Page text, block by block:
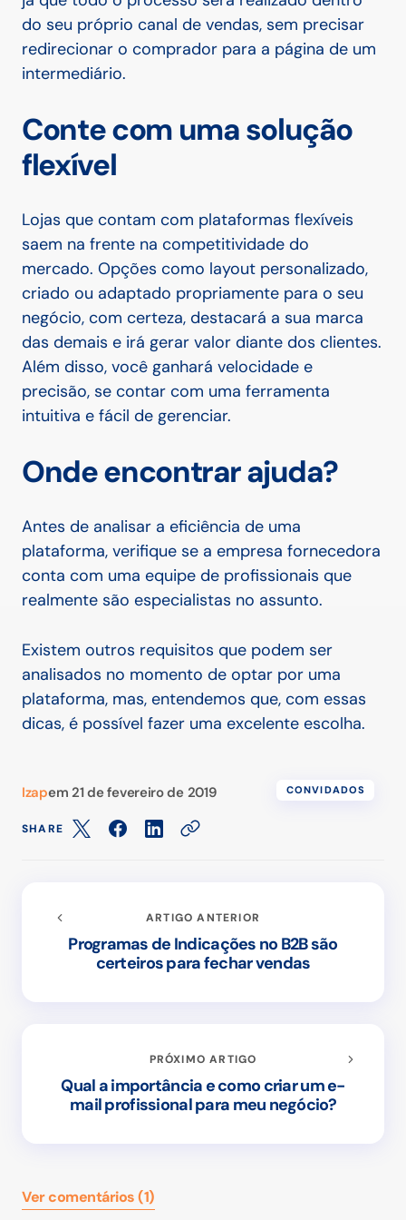
do seu próprio canal de vendas, sem precisar
redirecionar o comprador para a página de um
intermediário.
Conte com uma solução
flexível
Lojas que contam com plataformas flexíveis
saem na frente na competitividade do
mercado. Opções como layout personalizado,
criado ou adaptado propriamente para o seu
negócio, com certeza, destacará a sua marca
das demais e irá gerar valor diante dos clientes.
Além disso, você ganhará velocidade e
precisão, se contar com uma ferramenta
intuitiva e fácil de gerenciar.
Onde encontrar ajuda?
Antes de analisar a eficiência de uma
plataforma, verifique se a empresa fornecedora
conta com uma equipe de profissionais que
realmente são especialistas no assunto.
Existem outros requisitos que podem ser
analisados no momento de optar por uma
plataforma, mas, entendemos que, com essas
dicas, é possível fazer uma excelente escolha.
Izapem 21 de fevereiro de 2019 CONVIDADOS
SHARE
ARTIGO ANTERIOR
Programas de Indicações no B2B são
certeiros para fechar vendas
PRÓXIMO ARTIGO
Qual a importância e como criar um e-
mail profissional para meu negócio?
Ver comentários (1)